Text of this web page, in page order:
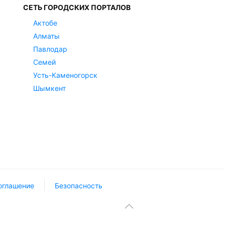
СЕТЬ ГОРОДСКИХ ПОРТАЛОВ
Актобе
Алматы
Павлодар
Семей
Усть-Каменогорск
Шымкент
Безопасность